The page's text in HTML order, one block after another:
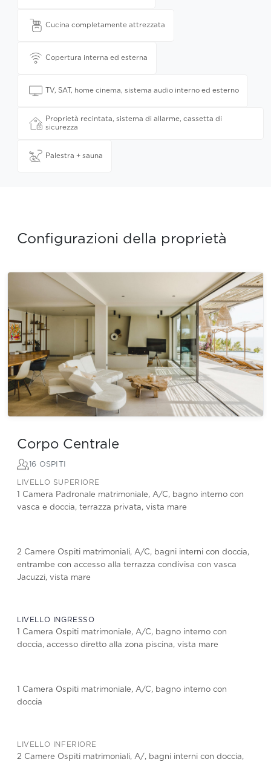
Cucina completamente attrezzata
Copertura interna ed esterna
TV, SAT, home cinema, sistema audio interno ed esterno
Proprietà recintata, sistema di allarme, cassetta di
sicurezza
Palestra + sauna
Configurazioni della proprietà
Corpo Centrale
16 OSPITI
LIVELLO SUPERIORE
1 Camera Padronale matrimoniale, A/C, bagno interno con
vasca e doccia, terrazza privata, vista mare
2 Camere Ospiti matrimoniali, A/C, bagni interni con doccia,
entrambe con accesso alla terrazza condivisa con vasca
Jacuzzi, vista mare
LIVELLO INGRESSO
1 Camera Ospiti matrimoniale, A/C, bagno interno con
doccia, accesso diretto alla zona piscina, vista mare
1 Camera Ospiti matrimoniale, A/C, bagno interno con
doccia
LIVELLO INFERIORE
2 Camere Ospiti matrimoniali, A/, bagni interni con doccia,